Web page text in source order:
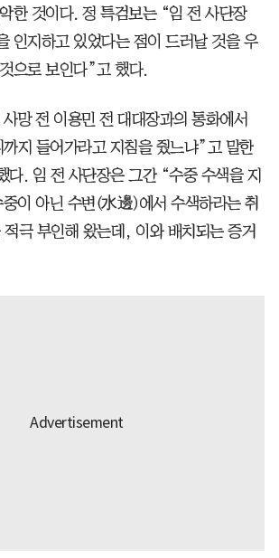
한 것이다. 정 특검보는 “임 전 사단장
인지하고 있었다는 점이 드러날 것을 우
으로 보인다”고 했다.
망 전 이용민 전 대대장과의 통화에서
까지 들어가라고 지침을 줬느냐”고 말한
다. 임 전 사단장은 그간 “수중 수색을 지
이 아닌 수변(水邊)에서 수색하라는 취
극 부인해 왔는데, 이와 배치되는 증거